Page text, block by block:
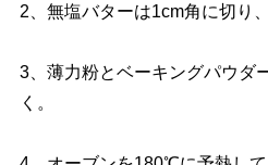
2、無塩バターは1cm角に切り
3、薄力粉とベーキングパウダ
く。